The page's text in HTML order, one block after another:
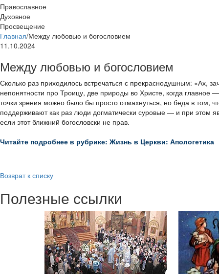
Православное
Духовное
Просвещение
Главная/Между любовью и богословием
11.10.2024
Между любовью и богословием
Сколько раз приходилось встречаться с прекраснодушным: «Ах,
непонятности про Троицу, две природы во Христе, когда главное
точки зрения можно было бы просто отмахнуться, но беда в том,
поддерживают как раз люди догматически суровые — и при этом
если этот ближний богословски не прав.
Читайте подробнее в рубрике: Жизнь в Церкви: Апологетика
Возврат к списку
Полезные ссылки